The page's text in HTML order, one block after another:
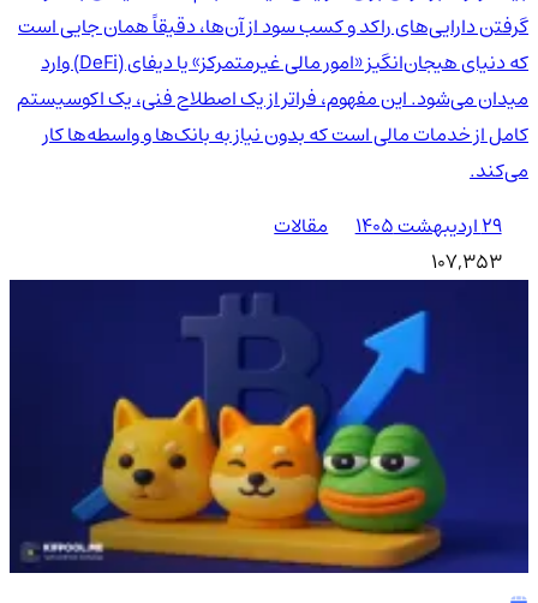
گرفتن دارایی‌های راکد و کسب سود از آن‌ها، دقیقاً همان جایی است
که دنیای هیجان‌انگیز «امور مالی غیرمتمرکز» یا دیفای (DeFi) وارد
میدان می‌شود. این مفهوم، فراتر از یک اصطلاح فنی، یک اکوسیستم
کامل از خدمات مالی است که بدون نیاز به بانک‌ها و واسطه‌ها کار
می‌کند.
۲۹ اردیبهشت ۱۴۰۵
مقالات
107,353